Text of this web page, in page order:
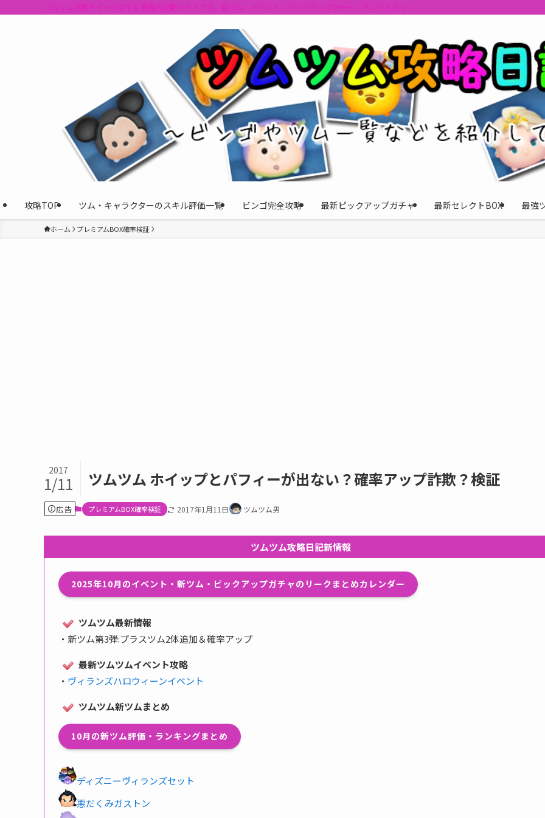
ツムツム攻略サイトの中でも最強の攻略サイトです。新ツム・イベント・ピックアップガチャ・セレクトボックスの情報を最速で提供しビンゴの
攻略TOP ツム・キャラクターのスキル評価一覧 ビンゴ完全攻略 最新ピックアップガチャ 最新セレクトBOX 最強
ホーム プレミアムBOX確率検証
ツムツム ホイップとパフィーが出ない？確率アップ詐欺？検証
2017
1/11
広告 プレミアムBOX確率検証 2017年1月11日 ツムツム男
ツムツム攻略日記新情報
2025年10月のイベント・新ツム・ピックアップガチャのリークまとめカレンダー
ツムツム最新情報
・ 新ツム第3弾:プラスツム2体追加＆確率アップ
最新ツムツムイベント攻略
・ ヴィランズハロウィーンイベント
ツムツム新ツムまとめ
10月の新ツム評価・ランキングまとめ
ディズニーヴィランズセット
悪だくみガストン